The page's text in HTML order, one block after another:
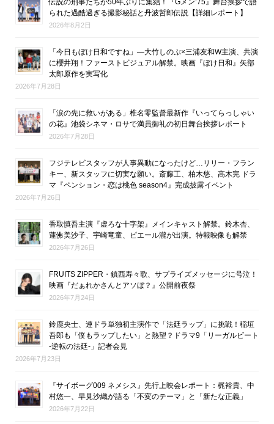
られた過酷過ぎる撮影秘話と丹波哲郎伝説【詳細レポート】
2026年8月2日
「今日もぼけ日和ですね」―大竹しのぶ×三浦友和W主演、共演
に櫻井翔！ファーストビジュアル解禁。映画『ぼけ日和』矢部
太郎原作を実写化
2026年7月28日
「涙の先に救いがある」椎名零監督最新作『いってらっしゃい
の花』池袋シネマ・ロサで満員御礼の初日舞台挨拶レポート
2026年7月28日
フジテレビスタッフが人事異動になったけど…リリー・フラン
キー、新スタッフに切実な願い。斎藤工、柏木悠、高木完 ドラ
マ『ペンション・恋は桃色 season4』完成披露イベント
2026年7月26日
香取慎吾主演『虚ろな十字架』メインキャスト解禁。鈴木杏、
蓮佛美沙子、宇崎竜童、ピエール瀧が出演。特報映像も解禁
2026年7月26日
FRUITS ZIPPER・鎮西寿々歌、サプライズメッセージに号泣！
映画『だぁれかさんとアソぼ？』公開前夜祭
2026年7月24日
鈴鹿央士、連ドラ単独初主演作で「法廷ラップ」に挑戦！稲垣
吾郎も「僕もラップしたい」と熱望？ドラマ9「リーガルビート
-逆転の法廷-」記者会見
2026年7月23日
『サイボーグ009 ネメシス』先行上映会レポート：梶裕貴、中
村悠一、早見沙織が語る「不変のテーマ」と「新たな正義」
2026年7月22日